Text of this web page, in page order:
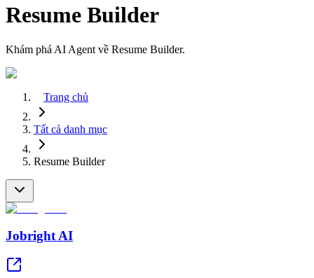
Resume Builder
Khám phá AI Agent về Resume Builder.
Trang chủ
Tất cả danh mục
Resume Builder
Jobright AI